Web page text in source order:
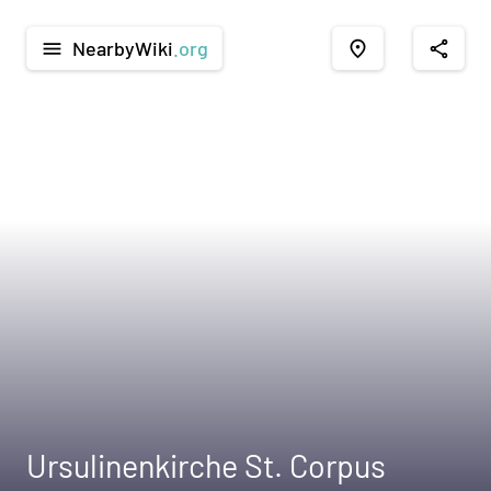
menu NearbyWiki .org place share
Ursulinenkirche St. Corpus